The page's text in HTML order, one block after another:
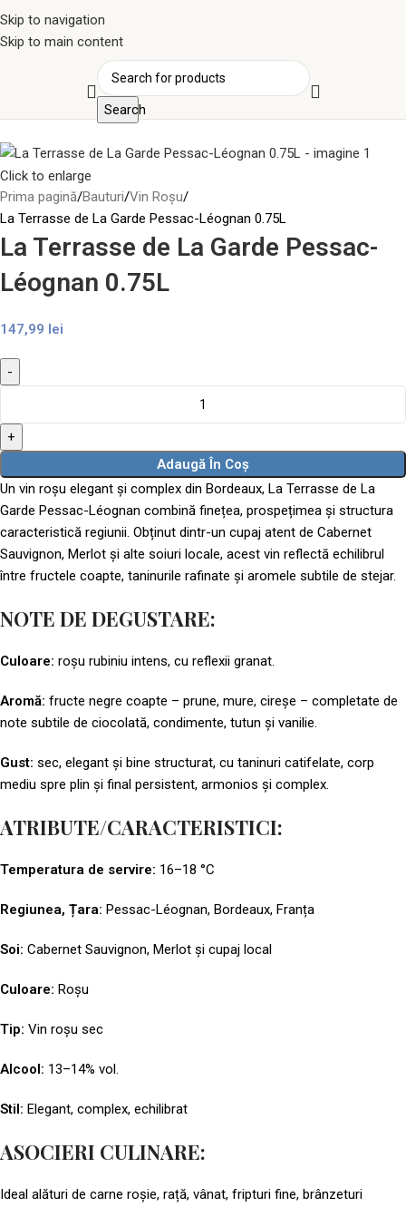
Skip to navigation
Skip to main content
Search
Click to enlarge
Prima pagină Bauturi Vin Roșu
La Terrasse de La Garde Pessac-Léognan 0.75L
La Terrasse de La Garde Pessac-
Léognan 0.75L
147,99 lei
Adaugă În Coș
Un vin roșu elegant și complex din Bordeaux, La Terrasse de La
Garde Pessac-Léognan combină finețea, prospețimea și structura
caracteristică regiunii. Obținut dintr-un cupaj atent de Cabernet
Sauvignon, Merlot și alte soiuri locale, acest vin reflectă echilibrul
între fructele coapte, taninurile rafinate și aromele subtile de stejar.
NOTE DE DEGUSTARE:
Culoare: roșu rubiniu intens, cu reflexii granat.
Aromă: fructe negre coapte – prune, mure, cireșe – completate de
note subtile de ciocolată, condimente, tutun și vanilie.
Gust: sec, elegant și bine structurat, cu taninuri catifelate, corp
mediu spre plin și final persistent, armonios și complex.
ATRIBUTE/CARACTERISTICI:
Temperatura de servire: 16–18 °C
Regiunea, Țara: Pessac-Léognan, Bordeaux, Franța
Soi: Cabernet Sauvignon, Merlot și cupaj local
Culoare: Roșu
Tip: Vin roșu sec
Alcool: 13–14% vol.
Stil: Elegant, complex, echilibrat
ASOCIERI CULINARE:
Ideal alături de carne roșie, rață, vânat, fripturi fine, brânzeturi